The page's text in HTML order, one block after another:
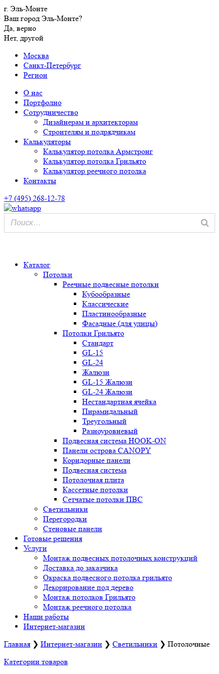
г. Эль-Монте
Ваш город Эль-Монте?
Да, верно
Нет, другой
Москва
Санкт-Петербург
Регион
О нас
Портфолио
Сотрудничество
Дизайнерам и архитекторам
Строителям и подрядчикам
Калькуляторы
Калькулятор потолка Армстронг
Калькулятор потолка Грильято
Калькулятор реечного потолка
Контакты
+7 (495) 268-12-78
Каталог
Потолки
Реечные подвесные потолки
Кубообразные
Классические
Пластинообразные
Фасадные (для улицы)
Потолки Грильято
Стандарт
GL-15
GL-24
Жалюзи
GL-15 Жалюзи
GL-24 Жалюзи
Нестандартная ячейка
Пирамидальный
Треугольный
Разноуровневый
Подвесная система HOOK-ON
Панели острова CANOPY
Коридорные панели
Подвесная система
Потолочная плита
Кассетные потолки
Сетчатые потолки ПВС
Светильники
Перегородки
Стеновые панели
Готовые решения
Услуги
Монтаж подвесных потолочных конструкций
Доставка до заказчика
Окраска подвесного потолка грильято
Декорирование под дерево
Монтаж потолков Грильято
Монтаж реечного потолка
Наши работы
Интернет-магазин
Главная ❯ Интернет-магазин ❯ Светильники ❯ Потолочные
Категории товаров